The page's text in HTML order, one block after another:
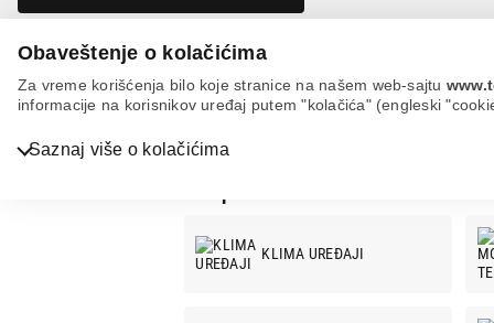
Obaveštenje o kolačićima
Za vreme korišćenja bilo koje stranice na našem web-sajtu
informacije na korisnikov uređaj putem "kolačića" (engleski
Saznaj više o kolačićima
Bela tehnika
TCL
TCL
KLIMA UREĐAJI